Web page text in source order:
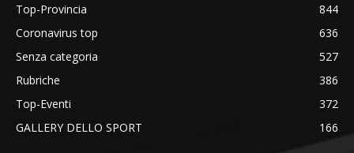
Top-Provincia
844
Coronavirus top
636
Senza categoria
527
Rubriche
386
Top-Eventi
372
GALLERY DELLO SPORT
166